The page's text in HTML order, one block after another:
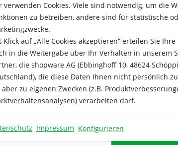
mit gelb-grünen
ist sehr vitaminreich
vielseitig verwenden.
als Gemüsebeilage,
ins warme Frühbeet
leicht Andrücken und mit
gleichmäßig feucht.
Abstand von 4x4 cm.
Mai wachen. Danach
20x20 cm gepflanzt
haben, kann mit dem
4 bis 6 Wochen vor dem
verwenden Cookies. Viele sind notwendig, um die
zu betreiben, andere sind für statistische
Klick auf „Alle Cookies akzeptieren“ erteilen Sie
in die Weitergabe über Ihr Verhalten in unserem
die shopware AG (Ebbinghoff 10, 48624
die diese Daten Ihnen nicht persönlich
aber zu eigenen Zwecken (z.B.
verarbeiten darf.
Impressum Konfigurieren